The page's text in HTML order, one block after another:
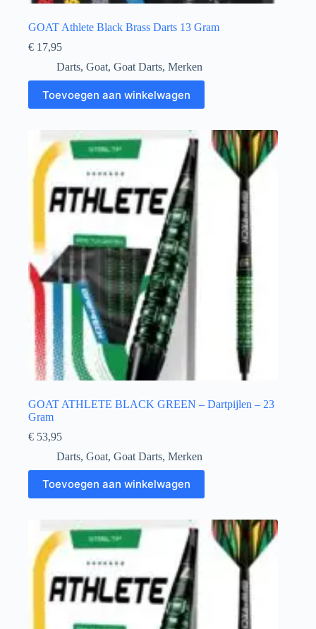
GOAT Athlete Black Brass Darts 13 Gram
€ 17,95
Darts, Goat, Goat Darts, Merken
Toevoegen aan winkelwagen
GOAT ATHLETE BLACK GREEN – Dartpijlen – 23
Gram
€ 53,95
Darts, Goat, Goat Darts, Merken
Toevoegen aan winkelwagen